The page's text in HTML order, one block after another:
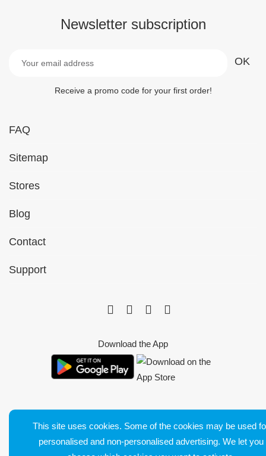
Newsletter subscription
Receive a promo code for your first order!
FAQ
Sitemap
Stores
Blog
Contact
Support
Download the App
Terms of Sales
This site uses cookies. Some of the cookies may be used
personalised and non-personalised advertising. We let you